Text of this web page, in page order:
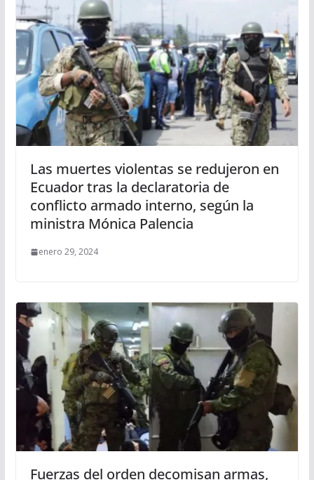
Las muertes violentas se redujeron en
Ecuador tras la declaratoria de
conflicto armado interno, según la
ministra Mónica Palencia
enero 29, 2024
Fuerzas del orden decomisan armas,